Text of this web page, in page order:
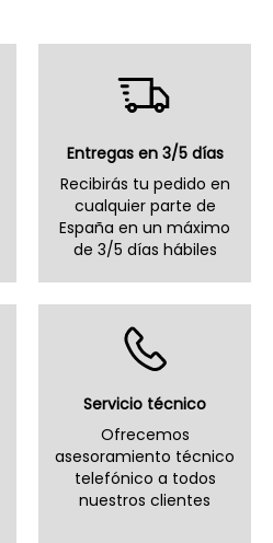
Entregas en 3/5 días
Recibirás tu pedido en
cualquier parte de
España en un máximo
de 3/5 días hábiles
Servicio técnico
Ofrecemos
asesoramiento técnico
telefónico a todos
nuestros clientes